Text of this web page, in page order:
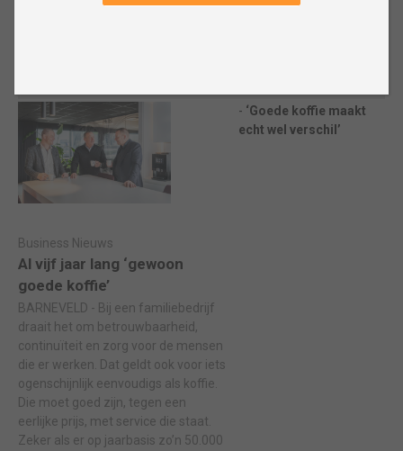
‘Goede koffie maakt
echt wel verschil’
Business Nieuws
Al vijf jaar lang ‘gewoon
goede koffie’
BARNEVELD - Bij een familiebedrijf
draait het om betrouwbaarheid,
continuïteit en zorg voor de mensen
die er werken. Dat geldt ook voor iets
ogenschijnlijk eenvoudigs als koffie.
Die moet goed zijn, tegen een
eerlijke prijs, met service die staat.
Zeker als er op jaarbasis zo’n 50.000